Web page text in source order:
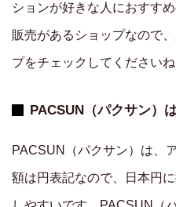
ションが好きな人におすす
販売があるショップなので
プをチェックしてくださいね
PACSUN（パクサン）
PACSUN（パクサン）は、
額は円表記なので、日本円